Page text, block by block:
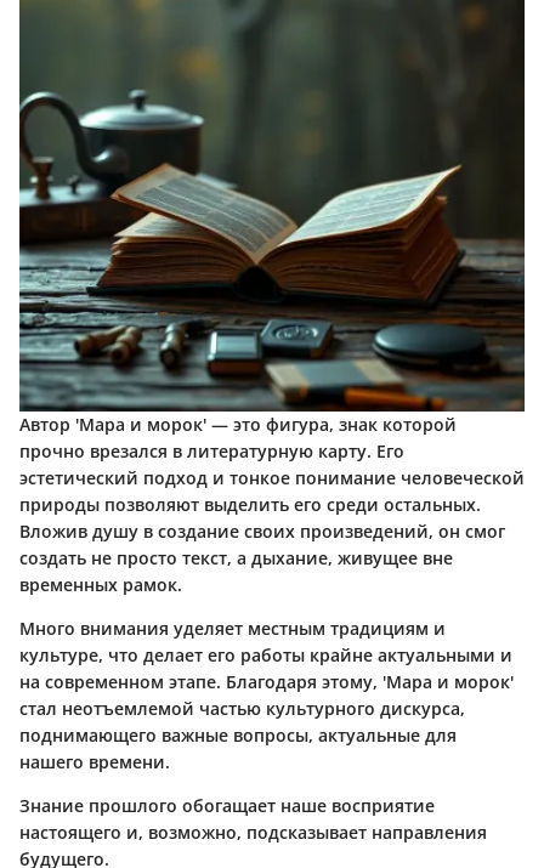
Автор 'Мара и морок' — это фигура, знак которой
прочно врезался в литературную карту. Его
эстетический подход и тонкое понимание человеческой
природы позволяют выделить его среди остальных.
Вложив душу в создание своих произведений, он смог
создать не просто текст, а дыхание, живущее вне
временных рамок.
Много внимания уделяет местным традициям и
культуре, что делает его работы крайне актуальными и
на современном этапе. Благодаря этому, 'Мара и морок'
стал неотъемлемой частью культурного дискурса,
поднимающего важные вопросы, актуальные для
нашего времени.
Знание прошлого обогащает наше восприятие
настоящего и, возможно, подсказывает направления
будущего.